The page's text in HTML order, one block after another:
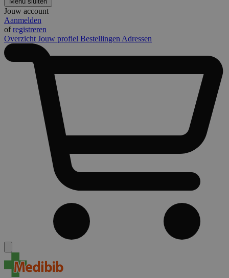
Jouw account
Aanmelden
ofregistreren
Overzicht Jouw profiel Bestellingen Adressen